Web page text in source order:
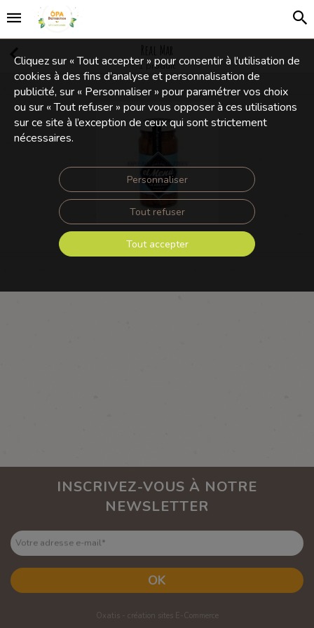
1 produit
ANCHOIS A L'HUILE EL MENU 100 G
Cliquez sur « Tout accepter » pour consentir à l'utilisation de
cookies à des fins d’analyse et personnalisation de
publicité, sur « Personnaliser » pour paramétrer vos choix
ou sur « Tout refuser » pour vous opposer à ces utilisations
sur ce site à l’exception de ceux qui sont strictement
nécessaires.
Personnaliser
Tout refuser
Tout accepter
INSCRIVEZ-VOUS À NOTRE
NEWSLETTER
Votre adresse e-mail*
OK
Oxatis - création sites E-Commerce